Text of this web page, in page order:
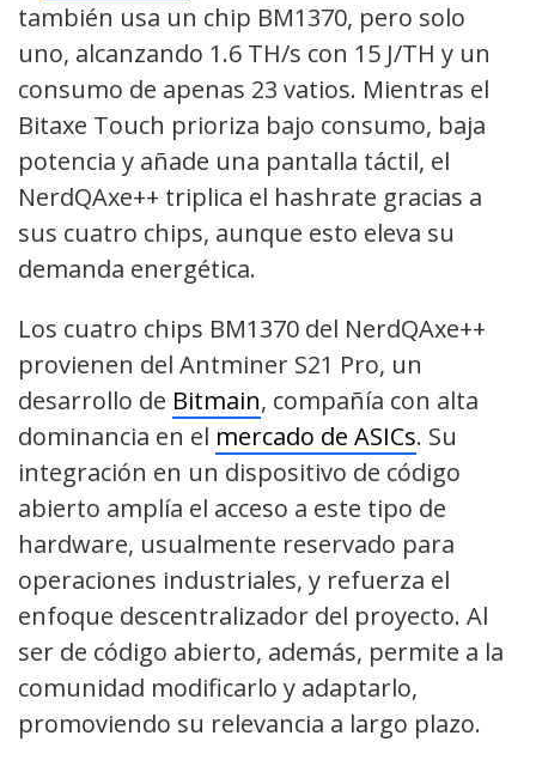
también usa un chip BM1370, pero solo
uno, alcanzando 1.6 TH/s con 15 J/TH y un
consumo de apenas 23 vatios. Mientras el
Bitaxe Touch prioriza bajo consumo, baja
potencia y añade una pantalla táctil, el
NerdQAxe++ triplica el hashrate gracias a
sus cuatro chips, aunque esto eleva su
demanda energética.
Los cuatro chips BM1370 del NerdQAxe++
provienen del Antminer S21 Pro, un
desarrollo de Bitmain, compañía con alta
dominancia en el mercado de ASICs. Su
integración en un dispositivo de código
abierto amplía el acceso a este tipo de
hardware, usualmente reservado para
operaciones industriales, y refuerza el
enfoque descentralizador del proyecto. Al
ser de código abierto, además, permite a la
comunidad modificarlo y adaptarlo,
promoviendo su relevancia a largo plazo.